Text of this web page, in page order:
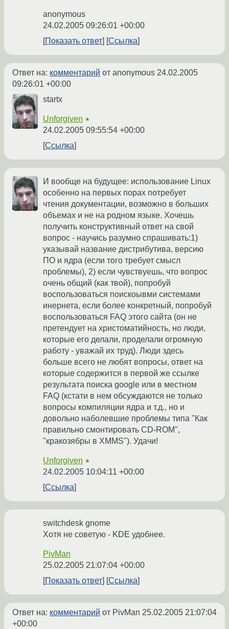
anonymous
24.02.2005 09:26:01 +00:00
Показать ответ
Ссылка
Ответ на: комментарий от anonymous 24.02.2005
09:26:01 +00:00
startx
Unforgiven ★
24.02.2005 09:55:54 +00:00
Ссылка
И вообще на будущее: использование Linux
особенно на первых порах потребует
чтения документации, возможно в больших
объемах и не на родном языке. Хочешь
получить конструктивный ответ на свой
вопрос - научись разумно спрашивать:1)
указывай название дистрибутива, версию
ПО и ядра (если того требует смысл
проблемы), 2) если чувствуешь, что вопрос
очень общий (как твой), попробуй
воспользоваться поискоывми системами
инернета, если более конкретный, попробуй
воспользоваться FAQ этого сайта (он не
претендует на христоматийность, но люди,
которые его делали, проделали огромную
работу - уважай их труд). Люди здесь
больше всего не любят вопросы, ответ на
которые содержится в первой же ссылке
результата поиска google или в местном
FAQ (кстати в нем обсуждаются не только
вопросы компиляции ядра и т.д., но и
довольно наболевшие проблемы типа "Как
правильно смонтировать CD-ROM",
"кракозябры в XMMS"). Удачи!
Unforgiven ★
24.02.2005 10:04:11 +00:00
Ссылка
switchdesk gnome
Хотя не советую - KDE удобнее.
PivMan
25.02.2005 21:07:04 +00:00
Показать ответ
Ссылка
Ответ на: комментарий от PivMan 25.02.2005 21:07:04
+00:00